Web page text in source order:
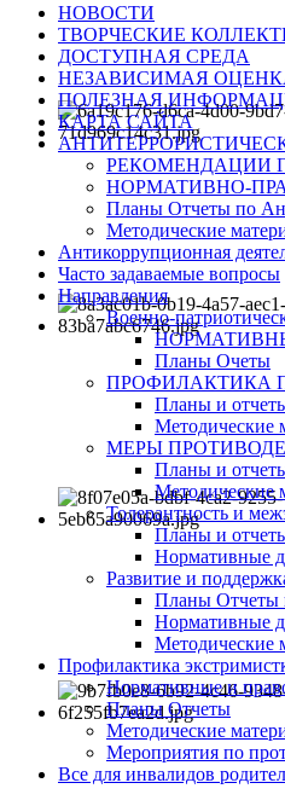
НОВОСТИ
ТВОРЧЕСКИЕ
ДОСТУПНАЯ СРЕДА
НЕЗАВИСИМАЯ
ПОЛЕЗНАЯ
КАРТА САЙТА
РЕКОМЕНДАЦИИ
НОРМАТИВНО-
Планы Отчеты по
Методические
Антикоррупционная
Часто задаваемые вопросы
Направления
Военно-
Планы Очеты
ПРОФИЛАКТИКА
Планы и
Методические
МЕРЫ
Планы и
Методические
Толерантность и
Планы и
Нормативные
Развитие и
Планы Отчеты
Нормативные
Методические
Профилактика
Нормативные и
Планы Отчеты
Методические
Мероприятия по
Все для инвалидов